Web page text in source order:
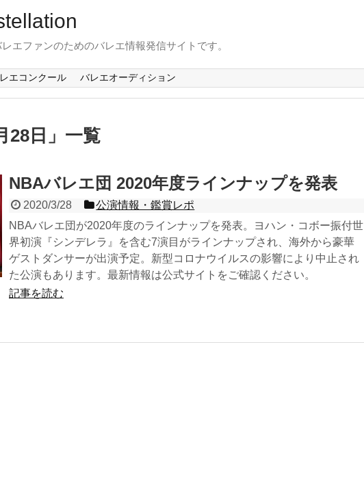
エファンのためのバレエ情報発信サイトです。
エコンクール バレエオーディション
28日 」 一覧
NBAバレエ団 2020年度ラインナップを発表
2020/3/28
公演情報・鑑賞レポ
NBAバレエ団が2020年度のラインナップを発表。ヨハン・コボー振付世
界初演『シンデレラ』を含む7演目がラインナップされ、海外から豪華
ゲストダンサーが出演予定。新型コロナウイルスの影響により中止され
た公演もあります。最新情報は公式サイトをご確認ください。
記事を読む